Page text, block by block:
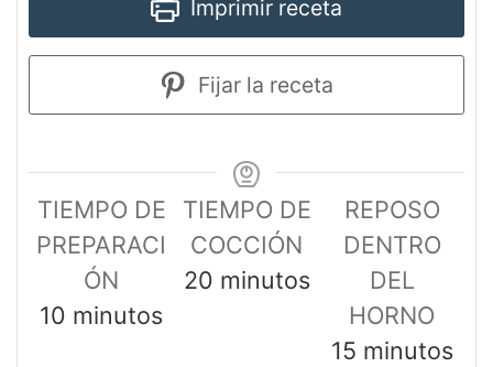
Imprimir receta
Fijar la receta
TIEMPO DE
PREPARACI
ÓN
10 minutos
TIEMPO DE
COCCIÓN
20 minutos
REPOSO
DENTRO
DEL
HORNO
15 minutos